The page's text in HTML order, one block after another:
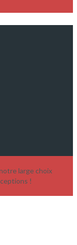
large choix
!